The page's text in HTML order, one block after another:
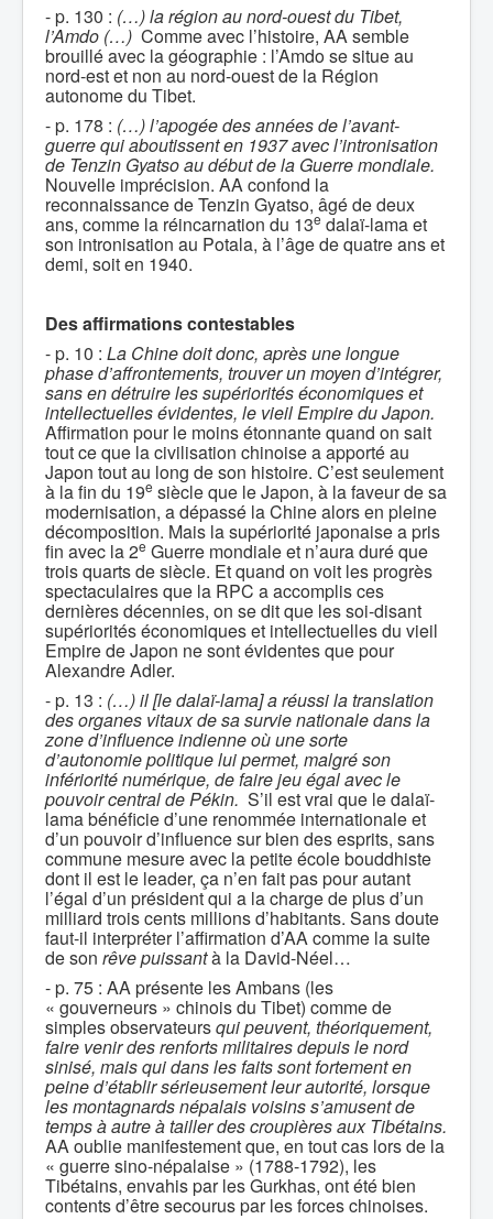
- p. 130 : (…) la région au nord-ouest du Tibet,
l’Amdo (…) Comme avec l’histoire, AA semble
brouillé avec la géographie : l’Amdo se situe au
nord-est et non au nord-ouest de la Région
autonome du Tibet.
- p. 178 : (…) l’apogée des années de l’avant-
guerre qui aboutissent en 1937 avec l’intronisation
de Tenzin Gyatso au début de la Guerre mondiale.
Nouvelle imprécision. AA confond la
reconnaissance de Tenzin Gyatso, âgé de deux
ans, comme la réincarnation du 13e dalaï-lama et
son intronisation au Potala, à l’âge de quatre ans et
demi, soit en 1940.
Des affirmations contestables
- p. 10 : La Chine doit donc, après une longue
phase d’affrontements, trouver un moyen d’intégrer,
sans en détruire les supériorités économiques et
intellectuelles évidentes, le vieil Empire du Japon.
Affirmation pour le moins étonnante quand on sait
tout ce que la civilisation chinoise a apporté au
Japon tout au long de son histoire. C’est seulement
à la fin du 19e siècle que le Japon, à la faveur de sa
modernisation, a dépassé la Chine alors en pleine
décomposition. Mais la supériorité japonaise a pris
fin avec la 2e Guerre mondiale et n’aura duré que
trois quarts de siècle. Et quand on voit les progrès
spectaculaires que la RPC a accomplis ces
dernières décennies, on se dit que les soi-disant
supériorités économiques et intellectuelles du vieil
Empire de Japon ne sont évidentes que pour
Alexandre Adler.
- p. 13 : (…) il [le dalaï-lama] a réussi la translation
des organes vitaux de sa survie nationale dans la
zone d’influence indienne où une sorte
d’autonomie politique lui permet, malgré son
infériorité numérique, de faire jeu égal avec le
pouvoir central de Pékin. S’il est vrai que le dalaï-
lama bénéficie d’une renommée internationale et
d’un pouvoir d’influence sur bien des esprits, sans
commune mesure avec la petite école bouddhiste
dont il est le leader, ça n’en fait pas pour autant
l’égal d’un président qui a la charge de plus d’un
milliard trois cents millions d’habitants. Sans doute
faut-il interpréter l’affirmation d’AA comme la suite
de son rêve puissantà la David-Néel…
- p. 75 : AA présente les Ambans (les
« gouverneurs » chinois du Tibet) comme de
simples observateursqui peuvent, théoriquement,
faire venir des renforts militaires depuis le nord
sinisé, mais qui dans les faits sont fortement en
peine d’établir sérieusement leur autorité, lorsque
les montagnards népalais voisins s’amusent de
temps à autre à tailler des croupières aux Tibétains.
AA oublie manifestement que, en tout cas lors de la
« guerre sino-népalaise » (1788-1792), les
Tibétains, envahis par les Gurkhas, ont été bien
contents d’être secourus par les forces chinoises.